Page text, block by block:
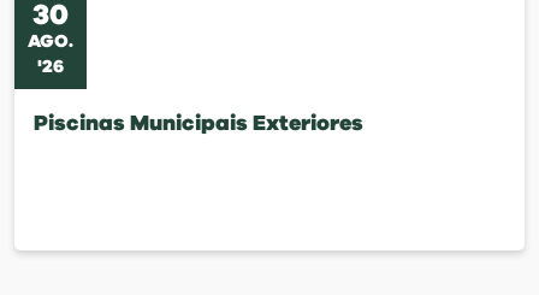
30
AGO.
'26
Piscinas Municipais Exteriores